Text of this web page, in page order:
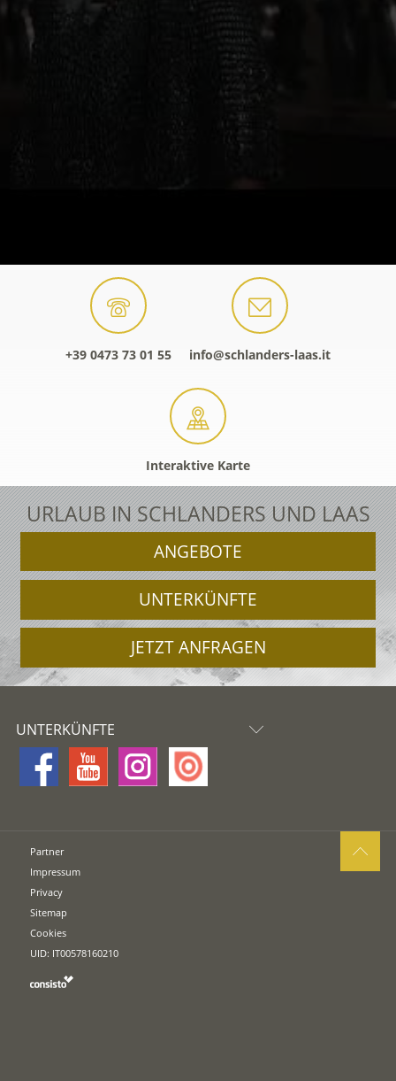
+39 0473 73 01 55 info@schlanders-laas.it
Interaktive Karte
URLAUB IN SCHLANDERS UND LAAS
ANGEBOTE
UNTERKÜNFTE
JETZT ANFRAGEN
UNTERKÜNFTE
Partner
Impressum
Privacy
Sitemap
Cookies
UID: IT00578160210